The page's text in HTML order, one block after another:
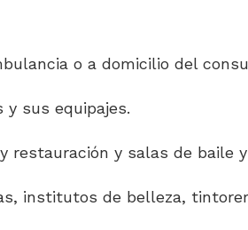
o a domicilio del
y sus equipajes.
restauración y salas de baile
institutos de belleza,